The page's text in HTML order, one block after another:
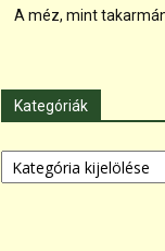
A méz, mint
Kategóriák
Kategóriák